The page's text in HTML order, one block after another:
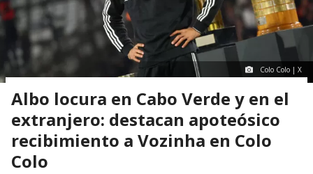
Colo Colo | X
Albo locura en Cabo Verde y en el
extranjero: destacan apoteósico
recibimiento a Vozinha en Colo
Colo